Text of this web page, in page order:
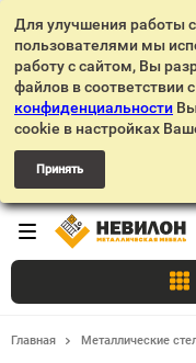
Для улучшения работы
пользователями мы
работу с сайтом, Вы
файлов в соответствии
конфиденциальности
cookie в настройках
Принять
Главная Металлические